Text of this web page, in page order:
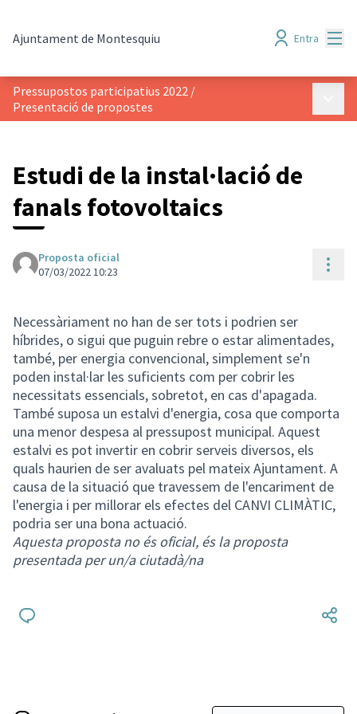
Ajuntament de Montesquiu Entra
Pressupostos participatius 2022 /
Presentació de propostes
Estudi de la instal·lació de
fanals fotovoltaics
Proposta oficial
07/03/2022 10:23
Necessàriament no han de ser tots i podrien ser
híbrides, o sigui que puguin rebre o estar alimentades,
també, per energia convencional, simplement se'n
poden instal·lar les suficients com per cobrir les
necessitats essencials, sobretot, en cas d'apagada.
També suposa un estalvi d'energia, cosa que comporta
una menor despesa al pressupost municipal. Aquest
estalvi es pot invertir en cobrir serveis diversos, els
quals haurien de ser avaluats pel mateix Ajuntament. A
causa de la situació que travessem de l'encariment de
l'energia i per millorar els efectes del CANVI CLIMÀTIC,
podria ser una bona actuació.
Aquesta proposta no és oficial, és la proposta
presentada per un/a ciutadà/na